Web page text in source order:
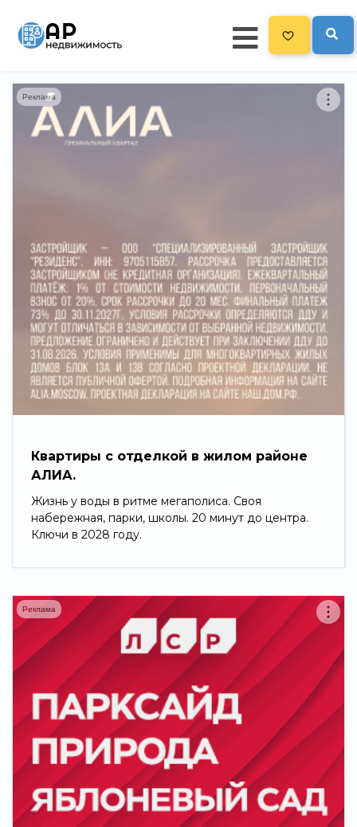
Главная
Все новостройки 3300
Рекламодателям
Политика конфиденциальности
Карта сайта
Квартиры с отделкой в жилом районе
АЛИА.
Жизнь у воды в ритме мегаполиса. Своя
набережная, парки, школы. 20 минут до центра.
Ключи в 2028 году.
Реклама
Реклама